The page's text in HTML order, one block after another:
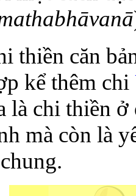
thiền căn
kể thêm chi
là chi thiền
mà còn là